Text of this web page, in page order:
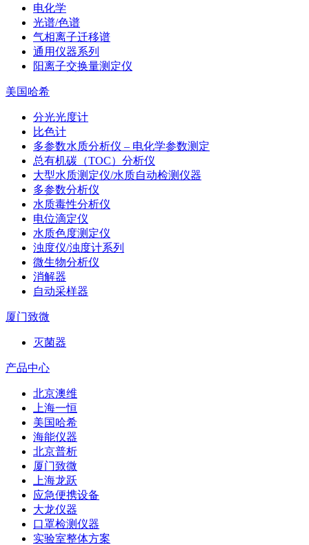
电化学
光谱/色谱
气相离子迁移谱
通用仪器系列
阳离子交换量测定仪
美国哈希
分光光度计
比色计
多参数水质分析仪 – 电化学参数测定
总有机碳（TOC）分析仪
大型水质测定仪/水质自动检测仪器
多参数分析仪
水质毒性分析仪
电位滴定仪
水质色度测定仪
浊度仪/浊度计系列
微生物分析仪
消解器
自动采样器
厦门致微
灭菌器
产品中心
北京澳维
上海一恒
美国哈希
海能仪器
北京普析
厦门致微
上海龙跃
应急便携设备
大龙仪器
口罩检测仪器
实验室整体方案